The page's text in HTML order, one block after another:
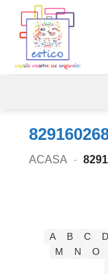
content
ACASA -
A B C D
M
N O